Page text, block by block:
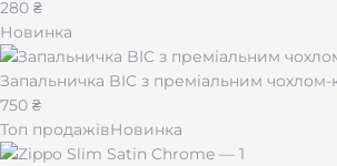
280 ₴
Новинка
Запальничка BIC з преміальним
750 ₴
Топ продажівНовинка